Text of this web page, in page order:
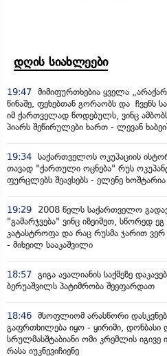
დღის სიახლეები
19:47 მიმიფურთხებია ყველა
წინაშე, ფეხებთან გორაობს და ჩვენს
იმ ქართველად წოდებულს, ვინც
პიარს შეწირულები ხართ - ლევან
19:34 საქართველოს ოკუპაციის
თავად "ქართული ოცნება" რუს
ფურცლებს შეავსებს - ელენე ხოშტარია
19:29
2008 წელს საქართველო
"გამარჯვება" ვინც იზეიმეთ, სწორედ
კატასტროფა და რაც რუსმა ჯარით
- მიხეილ სააკაშვილი
18:57 გიგა ავალიანის საქმეზე
ბერუაშვილს პატიმრობა შეეფარდათ
18:46 მსოფლიომ არასწორი
გაფრთხილება იყო - ყირიმი, დონბასი
სრულმასშტაბიანი ომი კრემლის იგივე
რასა იუკნევიჩიენე